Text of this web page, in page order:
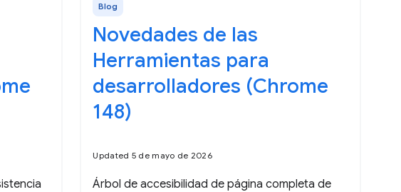
Blog
Novedades de las
Herramientas para
desarrolladores (Chrome
148)
Updated 5 de mayo de 2026
Árbol de accesibilidad de página completa de